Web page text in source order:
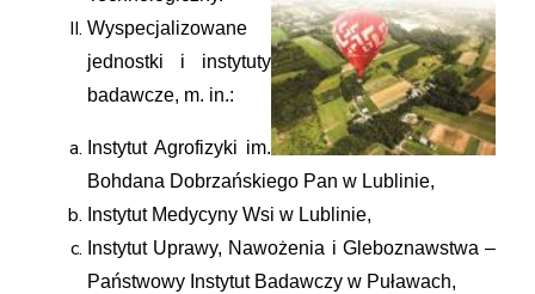
Wyspecjalizowane
jednostki i instytuty
badawcze, m. in.:
Instytut Agrofizyki im.
Bohdana Dobrzańskiego Pan w Lublinie,
Instytut Medycyny Wsi w Lublinie,
Instytut Uprawy, Nawożenia i Gleboznawstwa –
Państwowy Instytut Badawczy w Puławach,